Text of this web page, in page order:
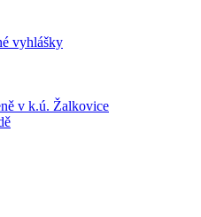
vyhlášky
v k.ú. Žalkovice